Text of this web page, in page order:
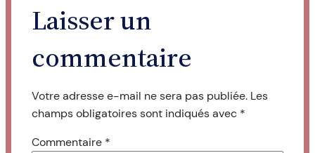
Laisser un
commentaire
Votre adresse e-mail ne sera pas publiée. Les
champs obligatoires sont indiqués avec *
Commentaire *